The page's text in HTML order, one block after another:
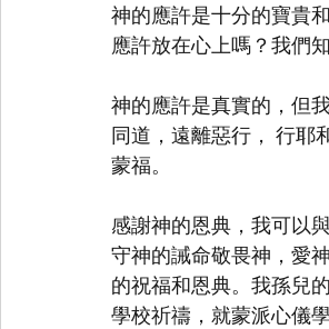
神的應許是十分的寶貴
應許放在心上嗎？我們
神的應許是真實的，但
同道，遠離惡行， 行耶
蒙福。
感謝神的恩典，我可以
守神的誡命敬畏神，愛
的祝福和恩典。我孫兒
學校祈禱，就蒙派心儀